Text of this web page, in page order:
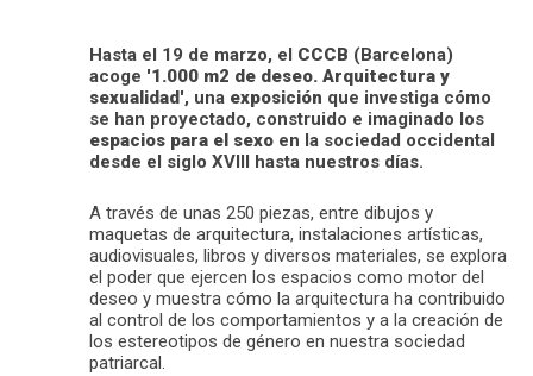
Hasta el 19 de marzo, el CCCB (Barcelona)
acoge '1.000 m2 de deseo. Arquitectura y
sexualidad', una exposición que investiga cómo
se han proyectado, construido e imaginado los
espacios para el sexo en la sociedad occidental
desde el siglo XVIII hasta nuestros días.
A través de unas 250 piezas, entre dibujos y
maquetas de arquitectura, instalaciones artísticas,
audiovisuales, libros y diversos materiales, se explora
el poder que ejercen los espacios como motor del
deseo y muestra cómo la arquitectura ha contribuido
al control de los comportamientos y a la creación de
los estereotipos de género en nuestra sociedad
patriarcal.